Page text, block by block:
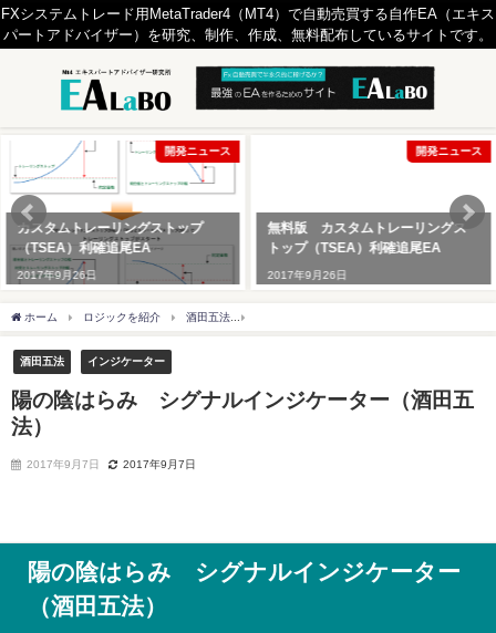
FXシステムトレード用MetaTrader4（MT4）で自動売買する自作EA（エキス
パートアドバイザー）を研究、制作、作成、無料配布しているサイトです。
開発ニュース
カスタムトレーリングストップ
（TSEA）利確追尾EA
2017年9月26日
開発ニュース
無料版 カスタムトレーリングス
トップ（TSEA）利確追尾EA
2017年9月26日
ホーム ロジックを紹介 酒田五法
酒田五法 インジケーター
陽の陰はらみ シグナルインジケーター（酒田五
法）
2017年9月7日 2017年9月7日
陽の陰はらみ シグナルインジケーター
（酒田五法）